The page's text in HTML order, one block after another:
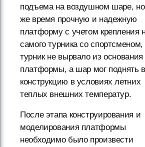
подъема на воздушном шаре, но
же время прочную и надежную
платформу с учетом крепления
самого турника со
турник не вырвало из основания
платформы, а шар мог поднять
конструкцию в условиях летних
теплых внешних температур.
После этапа конструирования и
моделирования платформы
необходимо было произвести